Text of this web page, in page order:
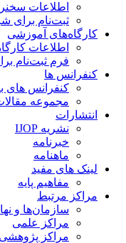
اطلاعات
ثبت‌نام برای
کارگاه‌های آموزشی
اطلاعات
فرم ثبت‌نام
کنفرانس ها
کنفرانس های
مجموعه مقالات
انتشارات
نشریه IJOP
خبرنامه
ماهنامه
لینک های مفید
مفاهیم پایه
مراکز مرتبط
سازمان‌ها و
مراکز علمی
مراکز پژوهشی